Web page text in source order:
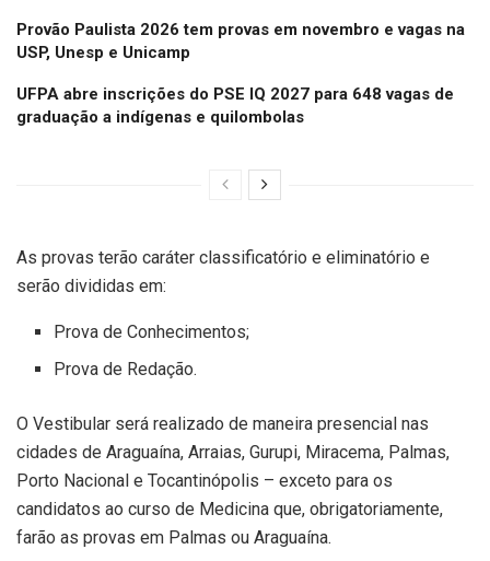
Provão Paulista 2026 tem provas em novembro e vagas na
USP, Unesp e Unicamp
UFPA abre inscrições do PSE IQ 2027 para 648 vagas de
graduação a indígenas e quilombolas
As provas terão caráter classificatório e eliminatório e
serão divididas em:
Prova de Conhecimentos;
Prova de Redação.
O Vestibular será realizado de maneira presencial nas
cidades de Araguaína, Arraias, Gurupi, Miracema, Palmas,
Porto Nacional e Tocantinópolis – exceto para os
candidatos ao curso de Medicina que, obrigatoriamente,
farão as provas em Palmas ou Araguaína.